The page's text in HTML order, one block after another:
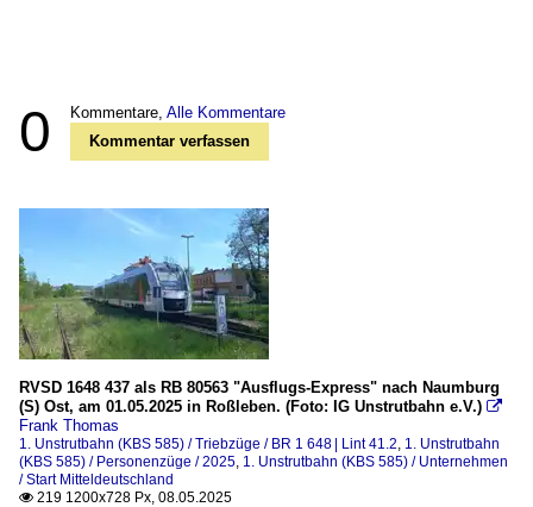
0 Kommentare, Alle Kommentare
Kommentar verfassen
RVSD 1648 437 als RB 80563 "Ausflugs-Express" nach Naumburg
(S) Ost, am 01.05.2025 in Roßleben. (Foto: IG Unstrutbahn e.V.) 
Frank Thomas
1. Unstrutbahn (KBS 585) / Triebzüge / BR 1 648 | Lint 41.2 1. Unstrutbahn
(KBS 585) / Personenzüge / 2025 1. Unstrutbahn (KBS 585) / Unternehmen
/ Start Mitteldeutschland
 219 1200x728 Px, 08.05.2025